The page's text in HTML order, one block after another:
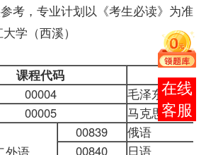
考，专业计划以《考生必读》为准
学（西溪）
课程代码
00004
毛泽东思想概
00005 马克思主义政
外语
00839
俄语
00840
日语
报考
咨询